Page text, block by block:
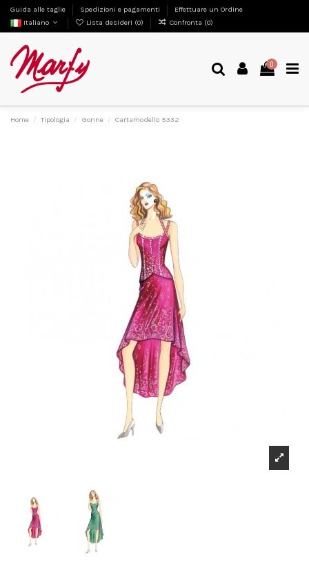
Guida alle taglie Spedizioni e pagamenti
Effettuare un Ordine
Italiano
Lista desideri (0) Confronta (0)
0
Home Tipologia Gonne Cartamodello 5332